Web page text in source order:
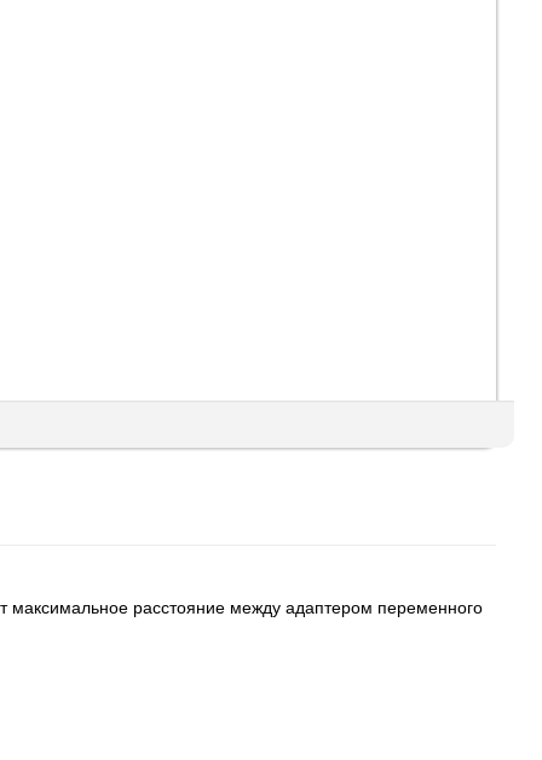
максимальное расстояние между адаптером переменного